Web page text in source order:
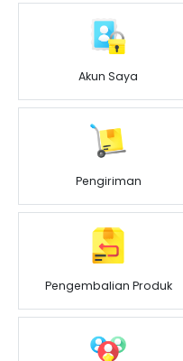
Akun Saya
Pengiriman
Pengembalian Produk